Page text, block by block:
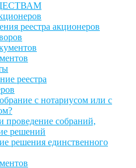
реестра акционеров
реестра
с нотариусом или с
проведение собраний,
решений
решения единственного